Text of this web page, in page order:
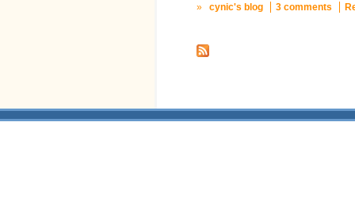
» cynic's blog 3 comments